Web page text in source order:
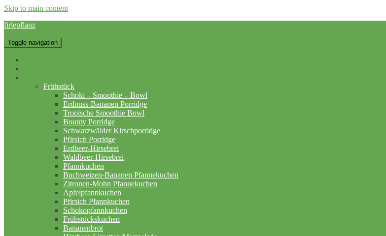
Skip to main content
firlepflanz
Toggle navigation
Frühstück
Schoki – Smoothie – Bowl
Erdnuss-Bananen Porridge
Tropische Smoothie Bowl
Bounty Porridge
Schwarzwälder Kirschporridge
Pfirsich Porridge
Erdbeer-Hirsebrei
Waldbeer-Hirsebrei
Pfannkuchen
Buchweizen-Bananen Pfannekuchen
Zitronen-Mohn Pfannekuchen
Apfelpfannkuchen
Pfirsich Pfannkuchen
Schokopfannkuchen
Frühstückskuchen
Bananenbrot